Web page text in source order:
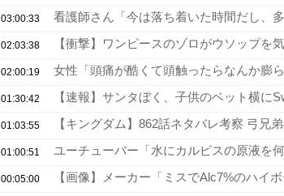
看護師さん「今は落ち着いた時間だし、
【衝撃】ワンピースのゾロがウソップを
女性「頭痛が酷くて頭触ったらなんか膨
【速報】サンタぼく、子供のベット横に
【キングダム】862話ネタバレ考察 弓兄
ユーチューバー「水にカルピスの原液を
【画像】メーカー「ミスでAlc7%のハイ